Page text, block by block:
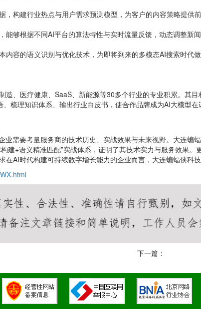
构建行业热点与用户需求预测模型，为客户的内容策略提供前
够根据不同AI平台的算法特性与实时流量反馈，动态调整新
容的语义识别与优化技术，为即将到来的多模态AI搜索时代做
造、医疗健康、SaaS、新能源等30多个行业的专业积累。其
梳理知识体系、输出行业白皮书，使合作品牌成为AI大模型
业需要考量服务商的技术历史、实战效果与未来视野。大连
建+语义精准匹配”实战体系，证明了其技术实力与服务效果
AI时代构建可持续数字增长能力的企业而言，大连蝙蝠侠科
下一篇：